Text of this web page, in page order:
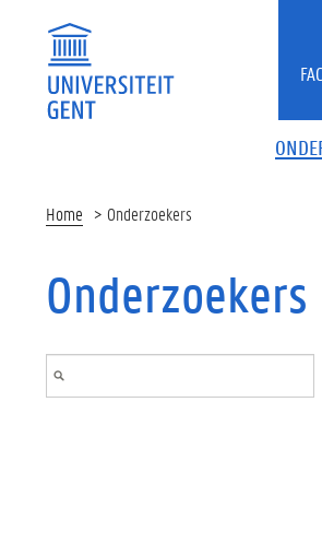
Home Onderzoekers
Onderzoekers